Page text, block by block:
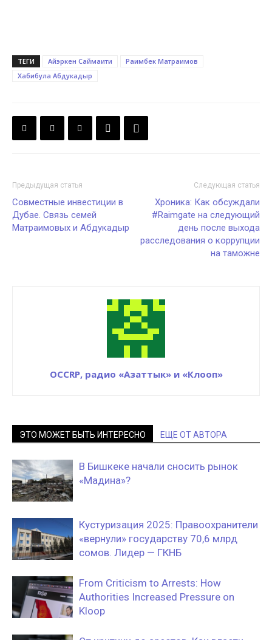
ТЕГИ Айэркен Саймаити
Раимбек Матраимов
Хабибула Абдукадыр
Предыдущая статья
Совместные инвестиции в
Дубае. Связь семей
Матраимовых и Абдукадыр
Следующая статья
Хроника: Как обсуждали
#Raimgate на следующий
день после выхода
расследования о коррупции
на таможне
OCCRP, радио «Азаттык» и «Клооп»
ЭТО МОЖЕТ БЫТЬ ИНТЕРЕСНО ЕЩЕ ОТ АВТОРА
В Бишкеке начали сносить рынок
«Мадина»?
Кустуризация 2025: Правоохранители
«вернули» государству 70,6 млрд
сомов. Лидер — ГКНБ
From Criticism to Arrests: How
Authorities Increased Pressure on
Kloop